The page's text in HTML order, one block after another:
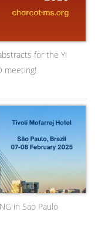
for the YI
meeting!
in Sao Paulo